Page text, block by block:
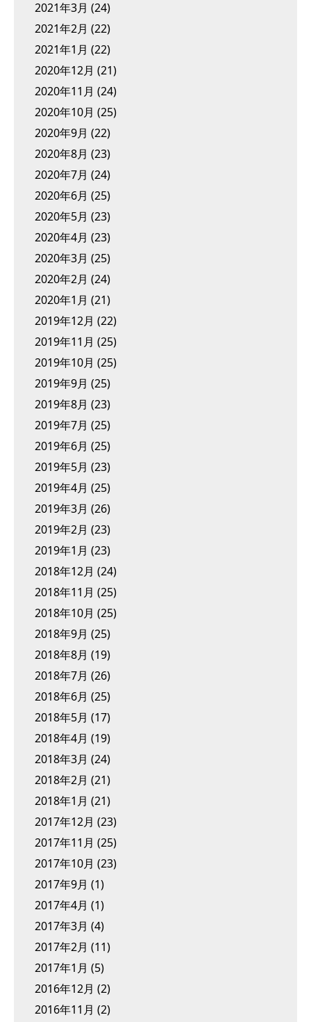
2021年3月 (24)
2021年2月 (22)
2021年1月 (22)
2020年12月 (21)
2020年11月 (24)
2020年10月 (25)
2020年9月 (22)
2020年8月 (23)
2020年7月 (24)
2020年6月 (25)
2020年5月 (23)
2020年4月 (23)
2020年3月 (25)
2020年2月 (24)
2020年1月 (21)
2019年12月 (22)
2019年11月 (25)
2019年10月 (25)
2019年9月 (25)
2019年8月 (23)
2019年7月 (25)
2019年6月 (25)
2019年5月 (23)
2019年4月 (25)
2019年3月 (26)
2019年2月 (23)
2019年1月 (23)
2018年12月 (24)
2018年11月 (25)
2018年10月 (25)
2018年9月 (25)
2018年8月 (19)
2018年7月 (26)
2018年6月 (25)
2018年5月 (17)
2018年4月 (19)
2018年3月 (24)
2018年2月 (21)
2018年1月 (21)
2017年12月 (23)
2017年11月 (25)
2017年10月 (23)
2017年9月 (1)
2017年4月 (1)
2017年3月 (4)
2017年2月 (11)
2017年1月 (5)
2016年12月 (2)
2016年11月 (2)